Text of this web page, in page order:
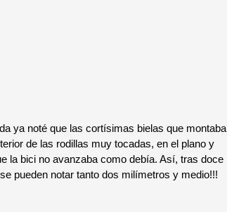
ya noté que las cortísimas bielas que montaba
de las rodillas muy tocadas, en el plano y
la bici no avanzaba como debía. Así, tras doce
pueden notar tanto dos milímetros y medio!!!